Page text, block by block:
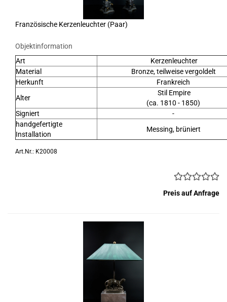
Französische Kerzenleuchter (Paar)
Objektinformation
Art
Kerzenleuchter
Material
Bronze, teilweise vergoldelt
Herkunft
Frankreich
Alter
Stil Empire
(ca. 1810 - 1850)
Signiert
-
handgefertigte
Installation
Messing, brüniert
Art.Nr.: K20008
Preis auf Anfrage